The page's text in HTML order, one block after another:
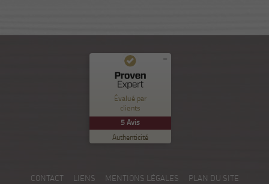
Évalué par
clients
5Avis
Authenticité
Commentaires et expériences des clients pour
Nuance Sion
100
%
Recommandé sur
ProvenExpert.com
EXCELLENT
5.00
/
5
CONTACT LIENS MENTIONS LÉGALES PLAN DU SITE